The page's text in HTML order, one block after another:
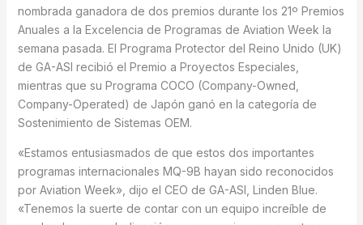
nombrada ganadora de dos premios durante los 21º Premios
Anuales a la Excelencia de Programas de Aviation Week la
semana pasada. El Programa Protector del Reino Unido (UK)
de GA-ASI recibió el Premio a Proyectos Especiales,
mientras que su Programa COCO (Company-Owned,
Company-Operated) de Japón ganó en la categoría de
Sostenimiento de Sistemas OEM.
«Estamos entusiasmados de que estos dos importantes
programas internacionales MQ-9B hayan sido reconocidos
por Aviation Week», dijo el CEO de GA-ASI, Linden Blue.
«Tenemos la suerte de contar con un equipo increíble de